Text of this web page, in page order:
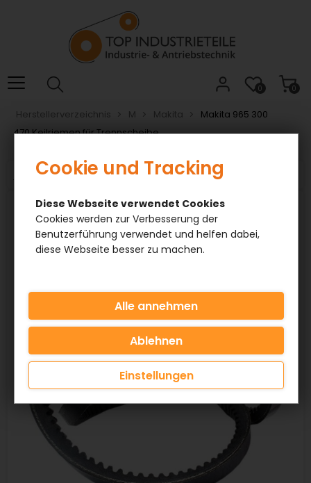
0
0
Herstellerverzeichnis M Makita
Makita 965 300
470 Keilriemen für Trennscheibe
<< Vorh. Produkt Nächst. Produkt >>
Cookie und Tracking
Diese Webseite verwendet Cookies
Cookies werden zur Verbesserung der
Benutzerführung verwendet und helfen dabei,
diese Webseite besser zu machen.
Einstellungen